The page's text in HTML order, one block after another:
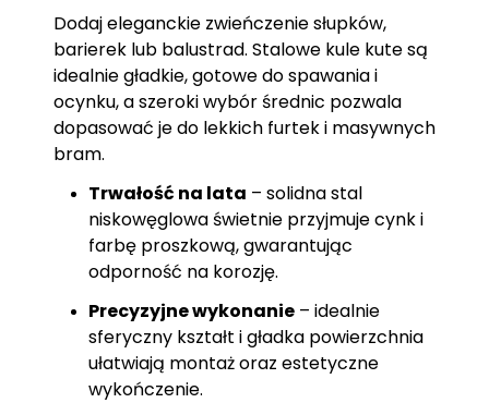
Dodaj eleganckie zwieńczenie słupków,
barierek lub balustrad. Stalowe kule kute są
idealnie gładkie, gotowe do spawania i
ocynku, a szeroki wybór średnic pozwala
dopasować je do lekkich furtek i masywnych
bram.
Trwałość na lata – solidna stal
niskowęglowa świetnie przyjmuje cynk i
farbę proszkową, gwarantując
odporność na korozję.
Precyzyjne wykonanie – idealnie
sferyczny kształt i gładka powierzchnia
ułatwiają montaż oraz estetyczne
wykończenie.